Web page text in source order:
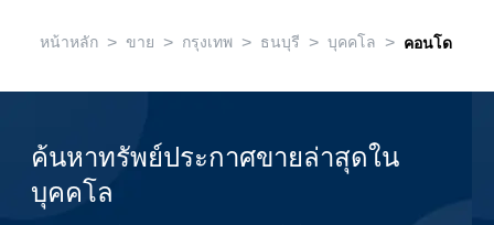
หน้าหลัก > ขาย > กรุงเทพ > ธนบุรี > บุคคโล > คอนโด
ค้นหาทรัพย์ประกาศขายล่าสุดใน
บุคคโล